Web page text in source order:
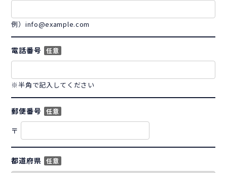
例）info@example.com
電話番号 任意
※半角で記入してください
郵便番号 任意
〒
都道府県 任意